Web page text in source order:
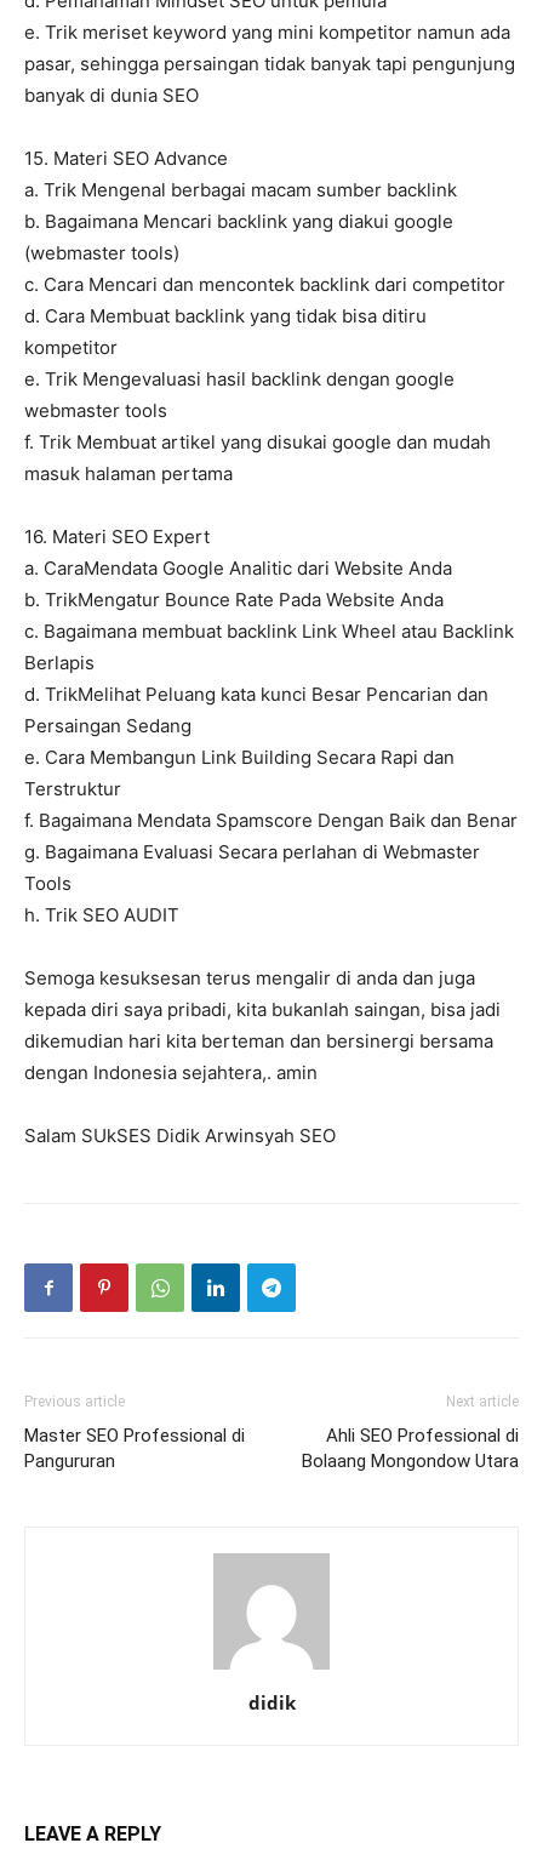
e. Trik meriset keyword yang mini kompetitor namun ada
pasar, sehingga persaingan tidak banyak tapi pengunjung
banyak di dunia SEO
15. Materi SEO Advance
a. Trik Mengenal berbagai macam sumber backlink
b. Bagaimana Mencari backlink yang diakui google
(webmaster tools)
c. Cara Mencari dan mencontek backlink dari competitor
d. Cara Membuat backlink yang tidak bisa ditiru
kompetitor
e. Trik Mengevaluasi hasil backlink dengan google
webmaster tools
f. Trik Membuat artikel yang disukai google dan mudah
masuk halaman pertama
16. Materi SEO Expert
a. CaraMendata Google Analitic dari Website Anda
b. TrikMengatur Bounce Rate Pada Website Anda
c. Bagaimana membuat backlink Link Wheel atau Backlink
Berlapis
d. TrikMelihat Peluang kata kunci Besar Pencarian dan
Persaingan Sedang
e. Cara Membangun Link Building Secara Rapi dan
Terstruktur
f. Bagaimana Mendata Spamscore Dengan Baik dan Benar
g. Bagaimana Evaluasi Secara perlahan di Webmaster
Tools
h. Trik SEO AUDIT
Semoga kesuksesan terus mengalir di anda dan juga
kepada diri saya pribadi, kita bukanlah saingan, bisa jadi
dikemudian hari kita berteman dan bersinergi bersama
dengan Indonesia sejahtera,. amin
Salam SUkSES Didik Arwinsyah SEO
Previous article
Master SEO Professional di
Pangururan
Next article
Ahli SEO Professional di
Bolaang Mongondow Utara
didik
LEAVE A REPLY